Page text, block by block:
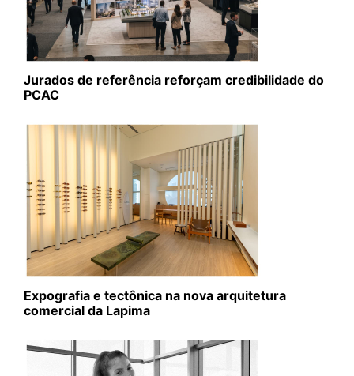
Jurados de referência reforçam credibilidade do
PCAC
Expografia e tectônica na nova arquitetura
comercial da Lapima